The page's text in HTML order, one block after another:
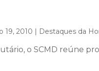
19, 2010 | Destaques da
o SCMD reúne